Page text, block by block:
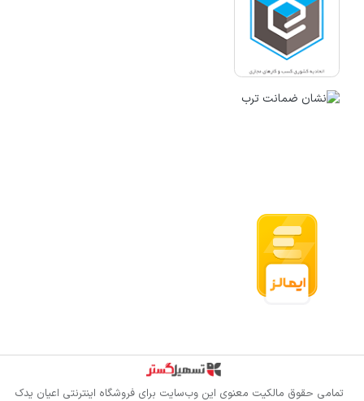
تمامی حقوق مالکیت معنوی این وب‌سایت برایفروشگاه اینترنتی اعیان یدک